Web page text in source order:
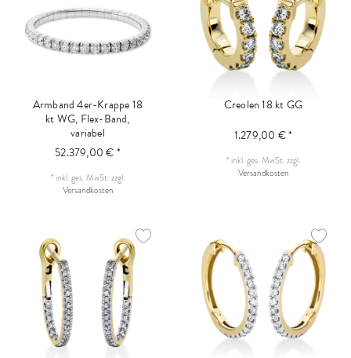
Armband 4er-Krappe 18
kt WG, Flex-Band,
variabel
52.379,00 € *
* inkl. ges. MwSt.zzgl.
Versandkosten
Creolen 18 kt GG
1.279,00 € *
* inkl. ges. MwSt.zzgl.
Versandkosten